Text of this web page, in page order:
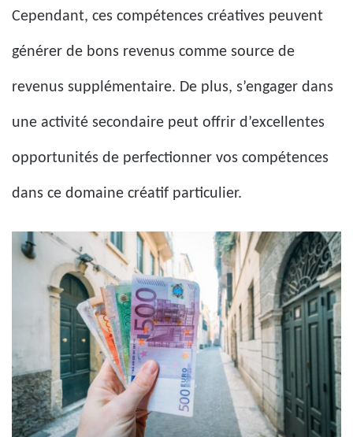
Cependant, ces compétences créatives peuvent
générer de bons revenus comme source de
revenus supplémentaire. De plus, s’engager dans
une activité secondaire peut offrir d’excellentes
opportunités de perfectionner vos compétences
dans ce domaine créatif particulier.